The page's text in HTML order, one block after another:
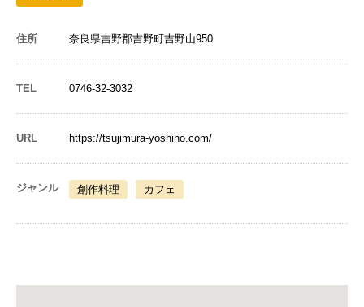
住所 奈良県吉野郡吉野町吉野山950
TEL 0746-32-3032
URL https://tsujimura-yoshino.com/
ジャンル 創作料理 カフェ